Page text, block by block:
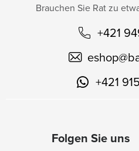
Brauchen Sie Rat zu
+421
eshop@
+421